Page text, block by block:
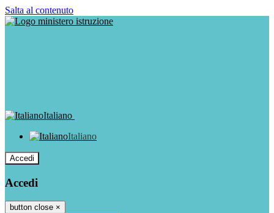
Salta al contenuto
Italiano
Italiano
Accedi
Accedi
button close ×